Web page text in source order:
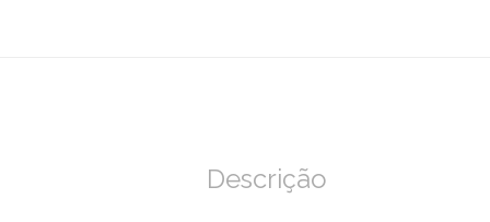
Descrição